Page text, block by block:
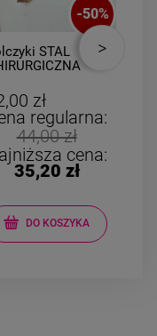
-50%
STAL
kolorowe
zł
regularna:
44,00 zł
cena:
35,20 zł
DO KOSZYKA